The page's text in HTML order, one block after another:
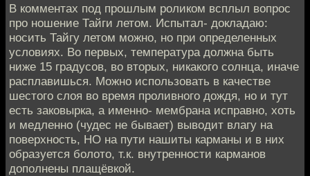
В комментах под прошлым роликом всплыл вопрос
про ношение Тайги летом. Испытал- докладаю:
носить Тайгу летом можно, но при определенных
условиях. Во первых, температура должна быть
ниже 15 градусов, во вторых, никакого солнца, иначе
расплавишься. Можно использовать в качестве
шестого слоя во время проливного дождя, но и тут
есть заковырка, а именно- мембрана исправно, хоть
и медленно (чудес не бывает) выводит влагу на
поверхность, НО на пути нашиты карманы и в них
образуется болото, т.к. внутренности карманов
дополнены плащёвкой.